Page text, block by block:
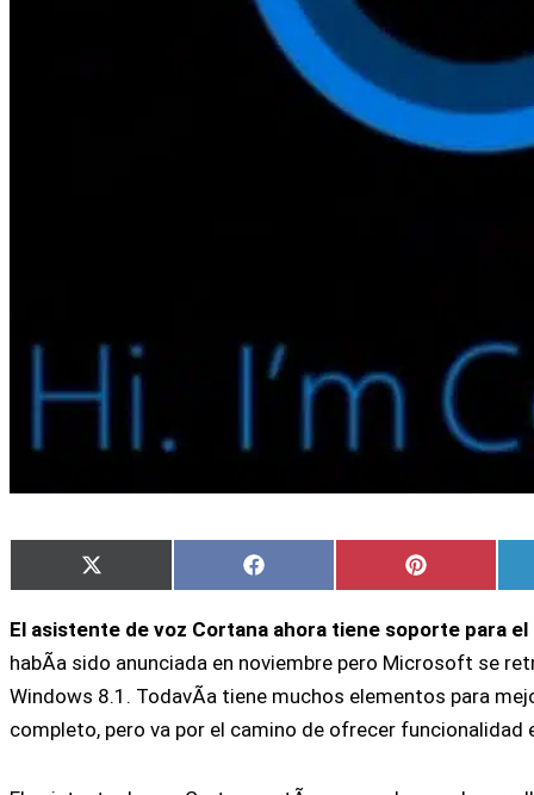
Compartir
en
X
(Twitter)
Compartir
en
Facebook
Compartir
en
Pinterest
El asistente de voz Cortana ahora tiene soporte para el
habÃ­a sido anunciada en noviembre pero Microsoft se
Windows 8.1. TodavÃ­a tiene muchos elementos para
completo, pero va por el camino de ofrecer funcionalidad